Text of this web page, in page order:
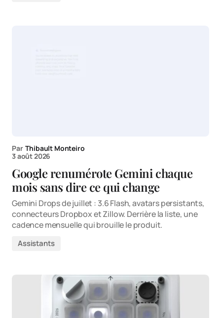
Par Thibault Monteiro
3 août 2026
Google renumérote Gemini chaque
mois sans dire ce qui change
Gemini Drops de juillet : 3.6 Flash, avatars persistants,
connecteurs Dropbox et Zillow. Derrière la liste, une
cadence mensuelle qui brouille le produit.
Assistants